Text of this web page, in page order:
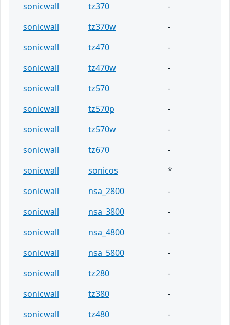
sonicwall tz370
-
sonicwall
tz370w
-
sonicwall
tz470
-
sonicwall
tz470w
-
sonicwall
tz570
-
sonicwall
tz570p
-
sonicwall
tz570w
-
sonicwall
tz670
-
sonicwall
sonicos
*
sonicwall
nsa_2800
-
sonicwall
nsa_3800
-
sonicwall
nsa_4800
-
sonicwall
nsa_5800
-
sonicwall
tz280
-
sonicwall
tz380
-
sonicwall
tz480
-